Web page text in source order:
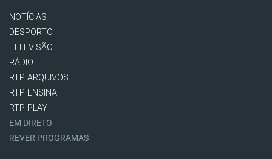
NOTÍCIAS
DESPORTO
TELEVISÃO
RÁDIO
RTP ARQUIVOS
RTP ENSINA
RTP PLAY
EM DIRETO
REVER PROGRAMAS